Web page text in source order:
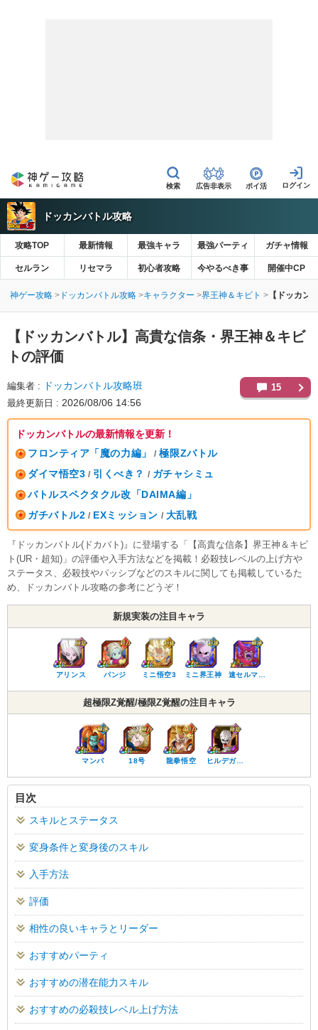
広告非表示 ポイ活
ドッカンバトル攻略
攻略TOP 最新情報 最強キャラ 最強パーティ ガチャ情報
セルラン リセマラ 初心者攻略 今やるべき事 開催中CP
神ゲー攻略 ドッカンバトル攻略 キャラクター 界王神＆キビト 【ドッカン
【ドッカンバトル】 高貴な信条・界王神＆キビ
トの評価
編集者 ドッカンバトル攻略班
最終更新日 2026/08/06 14:56
15
ドッカンバトルの最新情報を更新！
フロンティア「魔の力編」
/ 極限Zバトル
ダイマ悟空3 / 引くべき？ / ガチャシミュ
バトルスペクタクル改「DAIMA編」
ガチバトル2 / EXミッション / 大乱戦
『ドッカンバトル(ドカバト)』に登場する「【高貴な信条】界王神＆キビ
ト(UR・超知)」の評価や入手方法などを掲載！必殺技レベルの上げ方や
ステータス、必殺技やパッシブなどのスキルに関しても掲載しているた
め、ドッカンバトル攻略の参考にどうぞ！
新規実装の注目キャラ
アリンス パンジ ミニ悟空3 ミニ界王神 速セルマ…
超極限Z覚醒/極限Z覚醒の注目キャラ
マンバ 18号 龍拳悟空 ヒルデガ…
目次
スキルとステータス
変身条件と変身後のスキル
入手方法
評価
相性の良いキャラとリーダー
おすすめパーティ
おすすめの潜在能力スキル
おすすめの必殺技レベル上げ方法